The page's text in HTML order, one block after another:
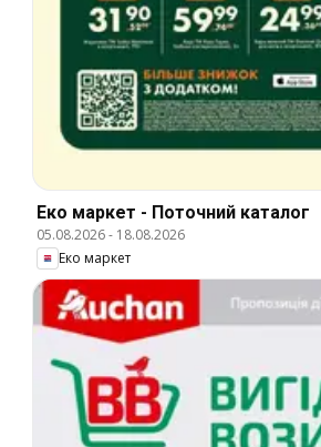
Еко маркет - Поточний каталог
05.08.2026- 18.08.2026
Еко маркет